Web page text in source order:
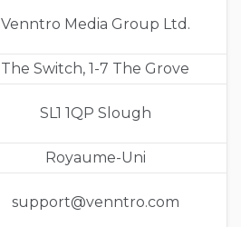
Venntro Media Group Ltd.
The Switch, 1-7 The Grove
SL1 1QP Slough
Royaume-Uni
support@venntro.com